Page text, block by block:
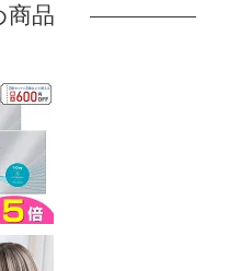
商品